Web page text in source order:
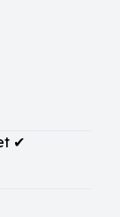
✔